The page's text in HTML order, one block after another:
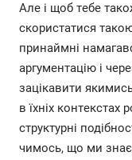
Але і щоб тебе
скористатися
принаймні
аргументацію і
зацікавити
в їхніх контекстах
структурні
чимось, що ми